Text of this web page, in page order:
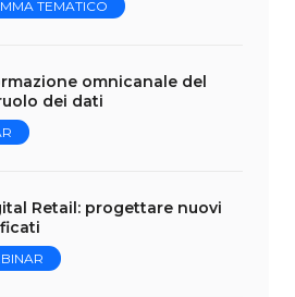
TEMATICO
omnicanale del
dei dati
Retail: progettare nuovi